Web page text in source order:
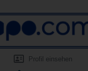
Profil einsehen